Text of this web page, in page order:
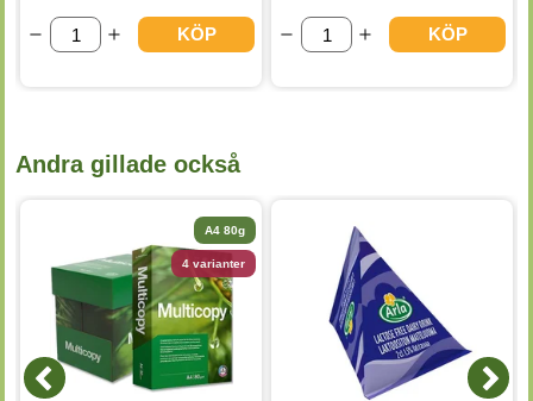
KÖP KÖP
Andra gillade också
A4 80g
4 varianter